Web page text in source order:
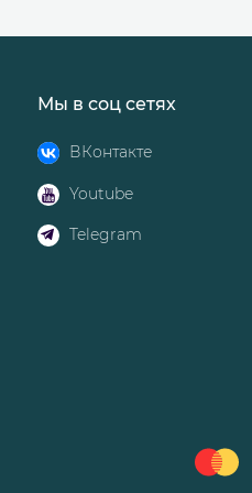
Мы в соц сетях
ВКонтакте
Youtube
Telegram